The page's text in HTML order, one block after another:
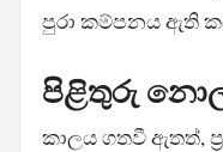
පුරා කම්පනය ඇති
පිළිතුරු
කාලය ගතවී ඇතත්,